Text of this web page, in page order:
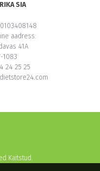
SIA
aadress:
41A
1083
24 25 25
Kaitstud.